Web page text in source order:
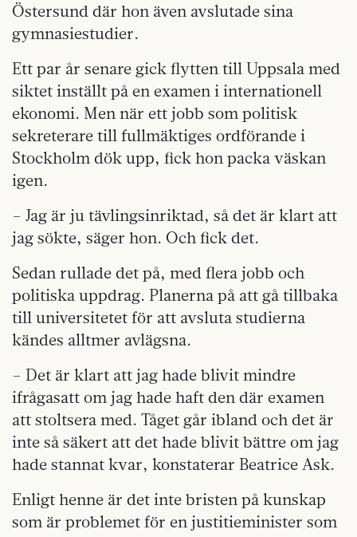
Östersund där hon även avslutade sina
gymnasiestudier.
Ett par år senare gick flytten till Uppsala med
siktet inställt på en examen i internationell
ekonomi. Men när ett jobb som politisk
sekreterare till fullmäktiges ordförande i
Stockholm dök upp, fick hon packa väskan
igen.
– Jag är ju tävlingsinriktad, så det är klart att
jag sökte, säger hon. Och fick det.
Sedan rullade det på, med flera jobb och
politiska uppdrag. Planerna på att gå tillbaka
till universitetet för att avsluta studierna
kändes alltmer avlägsna.
– Det är klart att jag hade blivit mindre
ifrågasatt om jag hade haft den där examen
att stoltsera med. Tåget går ibland och det är
inte så säkert att det hade blivit bättre om jag
hade stannat kvar, konstaterar Beatrice Ask.
Enligt henne är det inte bristen på kunskap
som är problemet för en justitieminister som